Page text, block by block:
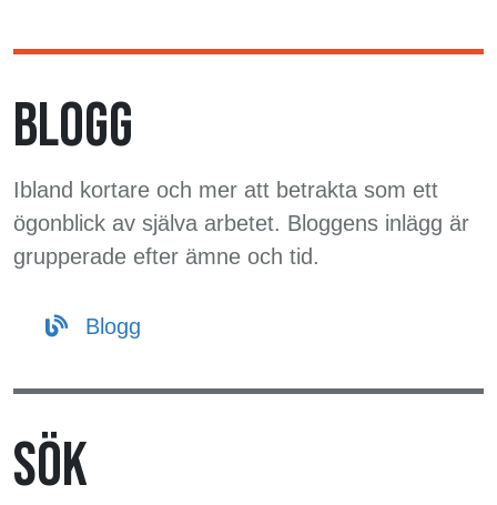
BLOGG
Ibland kortare och mer att betrakta som ett
ögonblick av själva arbetet. Bloggens inlägg är
grupperade efter ämne och tid.
Blogg
SÖK